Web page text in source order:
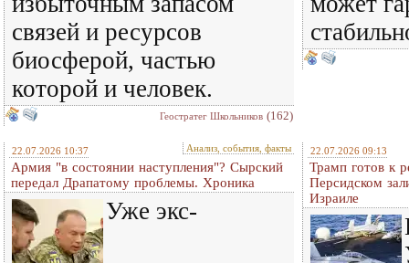
связей и ресурсов
биосферой, частью
которой и человек.
Геостратег Школьников (162)
22.07.2026 10:37 Анализ, события, факты
Армия "в состоянии наступления"? Сырский
передал Драпатому проблемы. Хроника
Уже экс-
22.07.2026 09:13
Трамп готов к
Персидском
Израиле